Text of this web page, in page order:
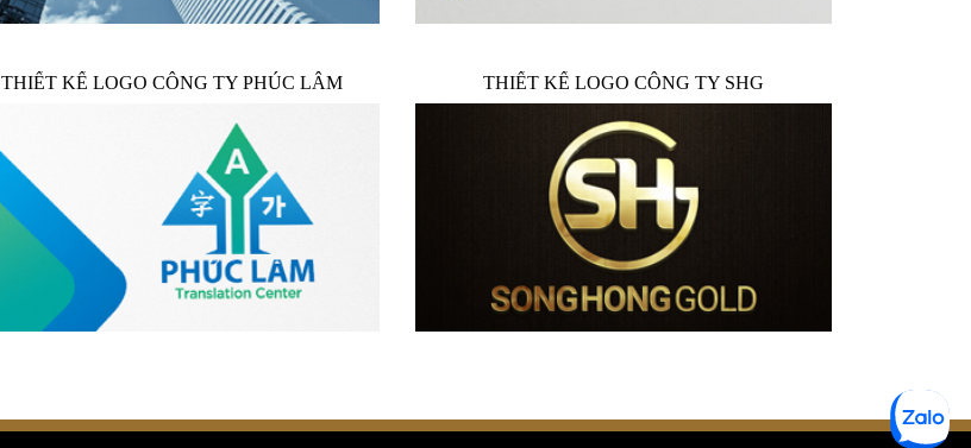
THIẾT KẾ LOGO CÔNG TY PHÚC LÂM THIẾT KẾ LOGO CÔNG TY SHG